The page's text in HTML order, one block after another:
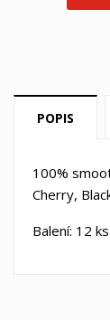
POPIS
100%
Cherry,
Balení: 12 ks